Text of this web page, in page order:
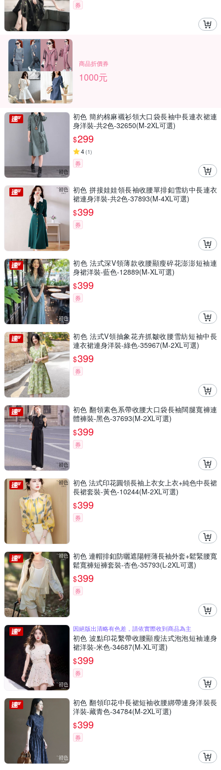
券
商品折價券
1000元
初色 簡約棉麻襯衫領大口袋長袖中長連衣裙連
身洋裝-共2色-32650(M-2XL可選)
$299
4(1)
券
初色 拼接娃娃領長袖收腰單排釦雪紡中長連衣
裙連身洋裝-共2色-37893(M-4XL可選)
$399
券
初色 法式深V領薄款收腰顯瘦碎花澎澎短袖連
身裙洋裝-藍色-12889(M-XL可選)
$399
券
初色 法式V領抽象花卉抓皺收腰雪紡短袖中長
連衣裙連身洋裝-綠色-35967(M-2XL可選)
$399
券
初色 翻領素色系帶收腰大口袋長袖闊腿寬褲連
體褲裝-黑色-37693(M-2XL可選)
$399
券
初色 法式印花圓領長袖上衣女上衣+純色中長裙
長裙套裝-黃色-10244(M-2XL可選)
$399
券
初色 連帽排釦防曬遮陽輕薄長袖外套+鬆緊腰寬
鬆寬褲短褲套裝-杏色-35793(L-2XL可選)
$399
券
因絕版出清略有色差，請依實際收到商品為主
初色 波點印花繫帶收腰顯瘦法式泡泡短袖連身
裙洋裝-米色-34687(M-XL可選)
$399
券
初色 翻領印花中長裙短袖收腰綁帶連身洋裝長
洋裝-藏青色-34784(M-2XL可選)
$399
券